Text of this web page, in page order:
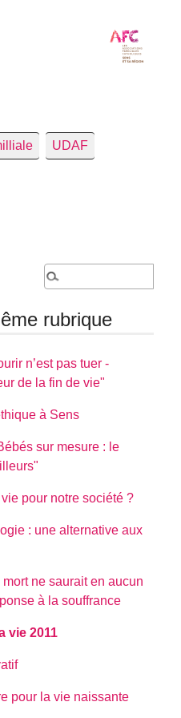
UDAF
rubrique
n’est pas tuer -
de la fin de vie"
à Sens
sur mesure : le
pour notre société ?
: une alternative aux
ne saurait en aucun
à la souffrance
vie 2011
pour la vie naissante